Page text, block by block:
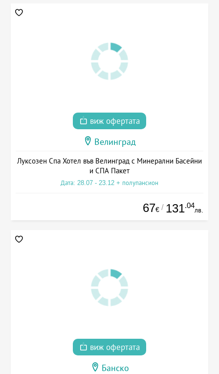
виж офертата
Велинград
Луксозен Спа Хотел във Велинград с Минерални Басейни
и СПА Пакет
Дата: 28.07 - 23.12 + полупансион
67€ / 131.04
лв.
виж офертата
Банско